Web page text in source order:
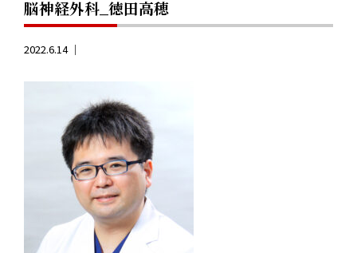
脳神経外科_徳田高穂
2022.6.14 ｜